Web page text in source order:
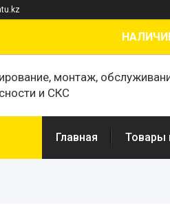
монтаж,
и СКС
Главная Товары